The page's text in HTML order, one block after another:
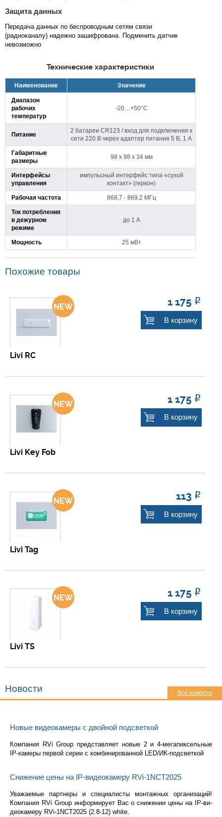
Защита данных
Передача данных по беспроводным сетям связи
(радиоканалу) надежно зашифрована. Подменить датчик
невозможно
Технические характеристики
Наименование Значение
Диапазон
рабочих
температур
-20…+50°С
Питание
2 батареи CR123 / вход для подключения к
сети 220 В через адаптер питания 5 В, 1 А
Габаритные
размеры
98 x 98 x 34 мм
Интерфейсы
управления
импульсный интерфейс типа «сухой
контакт» (геркон)
Рабочая частота 868,7 - 869,2 МГц
Ток потребления
в дежурном
режиме
до 1 А
Мощность 25 мВт
Похожие товары
Livi RC
1 175 Р
В корзину
Livi Key Fob
1 175 Р
В корзину
Livi Tag
113 Р
В корзину
Livi TS
1 175 Р
В корзину
Новости
Новые видеокамеры с двойной подсветкой
Ком­па­ния RVi Group пред­став­ля­ет новые 2 и 4-ме­га­пик­сель­ные
IP-ка­ме­ры пер­вой серии с ком­би­ни­ро­ван­ной LED/ИК-под­свет­кой
Снижение цены на IP-видеокамеру RVi-1NCT2025
Ува­жа­е­мые парт­не­ры и спе­ци­а­ли­сты мон­таж­ных ор­га­ни­за­ций!
Ком­па­ния RVi Group ин­фор­ми­ру­ет Вас о сни­же­нии цены на IP-ви­
део­ка­ме­ру RVi-1NCT2025 (2.8-12) white.
Все новости